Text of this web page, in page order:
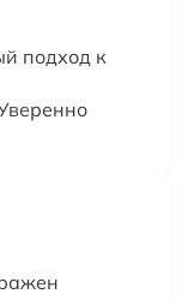
подход к